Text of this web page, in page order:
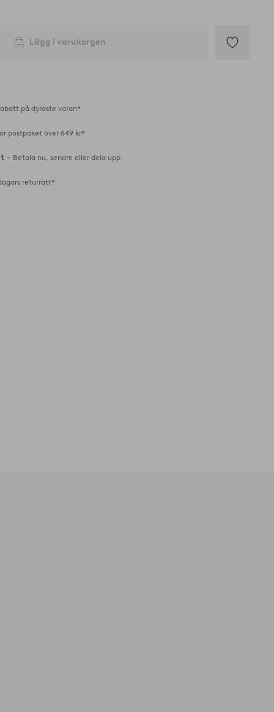
Lägg i varukorgen
på dyraste varan*
postpaket över 649 kr*
- Betala nu, senare eller dela upp
returrätt*